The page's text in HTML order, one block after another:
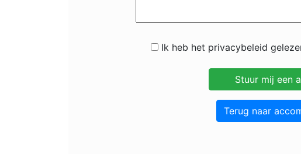
Ik heb het privacybeleid
Terug naar